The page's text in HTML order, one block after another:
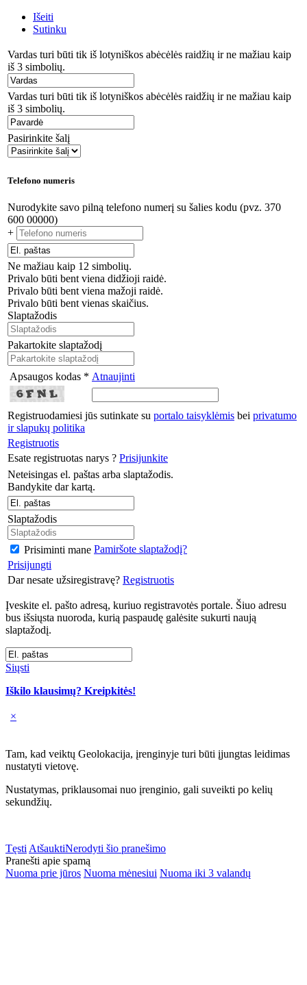
Išeiti
Sutinku
Vardas turi būti tik iš lotyniškos abėcėlės raidžių ir ne mažiau kaip
iš 3 simbolių.
Vardas turi būti tik iš lotyniškos abėcėlės raidžių ir ne mažiau kaip
iš 3 simbolių.
Pasirinkite šalį
Telefono numeris
Nurodykite savo pilną telefono numerį su šalies kodu (pvz. 370
600 00000)
+
Ne mažiau kaip 12 simbolių.
Privalo būti bent viena didžioji raidė.
Privalo būti bent viena mažoji raidė.
Privalo būti bent vienas skaičius.
Slaptažodis
Pakartokite slaptažodį
Apsaugos kodas * Atnaujinti
Registruodamiesi jūs sutinkate su portalo taisyklėmis bei privatumo
ir slapukų politika
Registruotis
Esate registruotas narys ? Prisijunkite
Neteisingas el. paštas arba slaptažodis.
Bandykite dar kartą.
Slaptažodis
Prisiminti mane Pamiršote slaptažodį?
Prisijungti
Dar nesate užsiregistravę? Registruotis
Įveskite el. pašto adresą, kuriuo registravotės portale. Šiuo adresu
bus išsiųsta nuoroda, kurią paspaudę galėsite sukurti naują
slaptažodį.
Siųsti
Iškilo klausimų? Kreipkitės!
×
Tam, kad veiktų Geolokacija, įrenginyje turi būti įjungtas leidimas
nustatyti vietovę.
Nustatymas, priklausomai nuo įrenginio, gali suveikti po kelių
sekundžių.
Tęsti AtšauktiNerodyti šio pranešimo
Pranešti apie spamą
Nuoma prie jūros Nuoma mėnesiui Nuoma iki 3 valandų